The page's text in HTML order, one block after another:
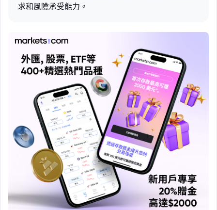
求和風險承受能力。